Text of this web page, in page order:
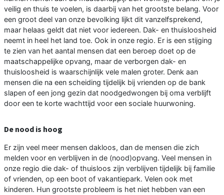
veilig en thuis te voelen, is daarbij van het grootste belang. Voor
een groot deel van onze bevolking lijkt dit vanzelfsprekend,
maar helaas geldt dat niet voor iedereen. Dak- en thuisloosheid
neemt in heel het land toe. Ook in onze regio. Er is een stijging
te zien van het aantal mensen dat een beroep doet op de
maatschappelijke opvang, maar de verborgen dak- en
thuisloosheid is waarschijnlijk vele malen groter. Denk aan
mensen die na een scheiding tijdelijk bij vrienden op de bank
slapen of een jong gezin dat noodgedwongen bij oma verblijft
door een te korte wachttijd voor een sociale huurwoning.
De nood is hoog
Er zijn veel meer mensen dakloos, dan de mensen die zich
melden voor en verblijven in de (nood)opvang. Veel mensen in
onze regio die dak- of thuisloos zijn verblijven tijdelijk bij familie
of vrienden, op een boot of vakantiepark. Velen ook met
kinderen. Hun grootste probleem is het niet hebben van een